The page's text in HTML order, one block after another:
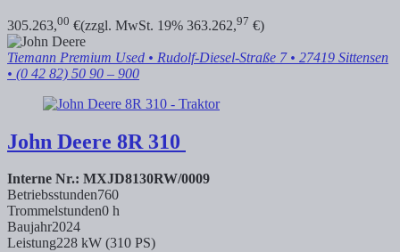
305.263,00 €(zzgl. MwSt. 19% 363.262,97 €)
Tiemann Premium Used • Rudolf-Diesel-Straße 7 • 27419 Sittensen
• (0 42 82) 50 90 – 900
John Deere 8R 310
Interne Nr.: MXJD8130RW/0009
Betriebsstunden760
Trommelstunden0 h
Baujahr2024
Leistung228 kW (310 PS)